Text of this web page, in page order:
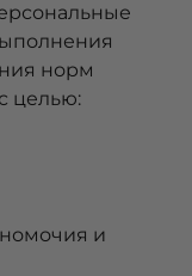
норм
целью:
и